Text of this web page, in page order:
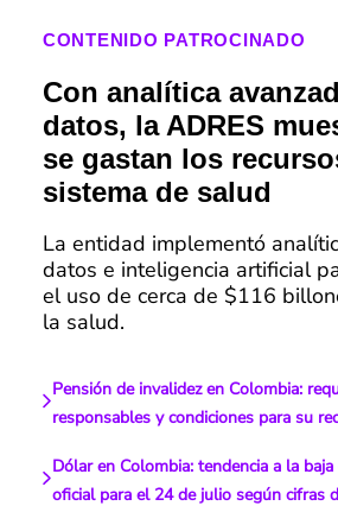
CONTENIDO PATROCINADO
Con analítica
datos, la ADRES
se gastan los
sistema de salud
La entidad implementó
datos e inteligencia artificial
el uso de cerca de $116
la salud.
Pensión de invalidez en Colombia:
responsables y condiciones para su
Dólar en Colombia: tendencia a la
oficial para el 24 de julio según cifras